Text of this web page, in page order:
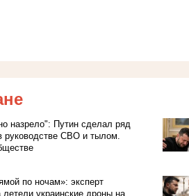
назрело": Путин сделал ряд
руководстве СВО и тылом.
по ночам»: эксперт
летели украинские дроны на